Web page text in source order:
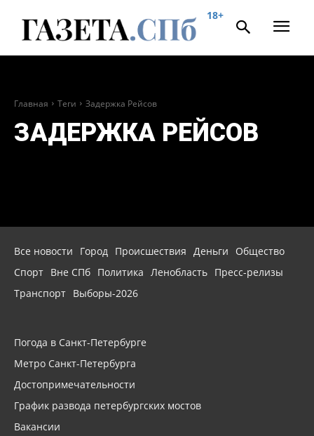
18+
Главная Теги Задержка Рейсов
ЗАДЕРЖКА РЕЙСОВ
Все новости Город Происшествия Деньги
Общество
Спорт Вне СПб Политика Ленобласть Пресс-релизы
Транспорт Выборы-2026
Погода в Санкт-Петербурге
Метро Санкт-Петербурга
Достопримечательности
График развода петербургских мостов
Вакансии